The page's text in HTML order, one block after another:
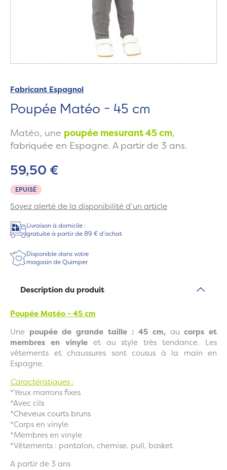
Fabricant Espagnol
Poupée Matéo - 45 cm
Matéo, une poupée mesurant 45 cm,
fabriquée en Espagne. A partir de 3 ans.
EPUISÉ
59,50 €
Soyez alerté de la disponibilité d’un article
Livraison à domicile :
gratuite à partir de 89 € d'achat
Disponible dans votre
magasin de Quimper
Description du produit
Poupée Matéo - 45 cm
Une poupée de grande taille : 45 cm, aucorps et
membres en vinyleet au style très tendance. Les
vêtements et chaussures sont cousus à la main en
Espagne.
Caractéristiques :
*Yeux marrons fixes
*Avec cils
*Cheveux courts bruns
*Corps en vinyle
*Membres en vinyle
*Vêtements : pantalon, chemise, pull, basket
A partir de 3 ans